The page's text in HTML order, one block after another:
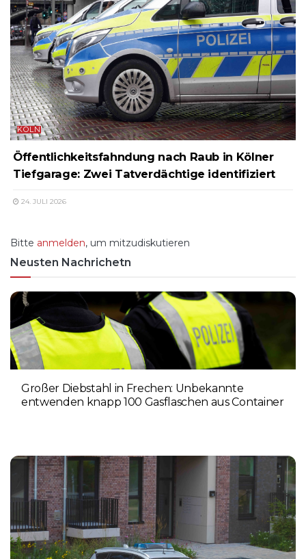
KÖLN
Öffentlichkeitsfahndung nach Raub in Kölner
Tiefgarage: Zwei Tatverdächtige identifiziert
24. JULI 2026
Bitte anmelden, um mitzudiskutieren
Neusten Nachrichetn
Großer Diebstahl in Frechen: Unbekannte
entwenden knapp 100 Gasflaschen aus Container